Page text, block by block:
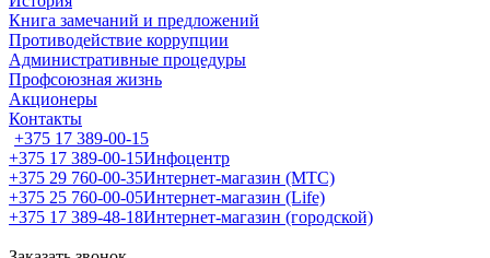
Книга замечаний и предложений
Противодействие коррупции
Административные процедуры
Профсоюзная жизнь
Акционеры
Контакты
+375 17 389-00-15
+375 17 389-00-15Инфоцентр
+375 29 760-00-35Интернет-магазин (МТС)
+375 25 760-00-05Интернет-магазин (Life)
+375 17 389-48-18Интернет-магазин (городской)